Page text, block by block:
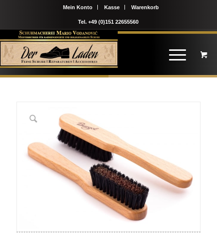
Mein Konto Kasse Warenkorb
Tel. +49 (0)151 22655560